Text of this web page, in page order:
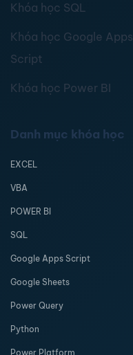
Khóa học SQL
Khóa học Google Apps
Script
Khóa học Power BI
Danh mục khóa học
EXCEL
VBA
POWER BI
SQL
Google Apps Script
Google Sheets
Power Query
Python
Power Platform